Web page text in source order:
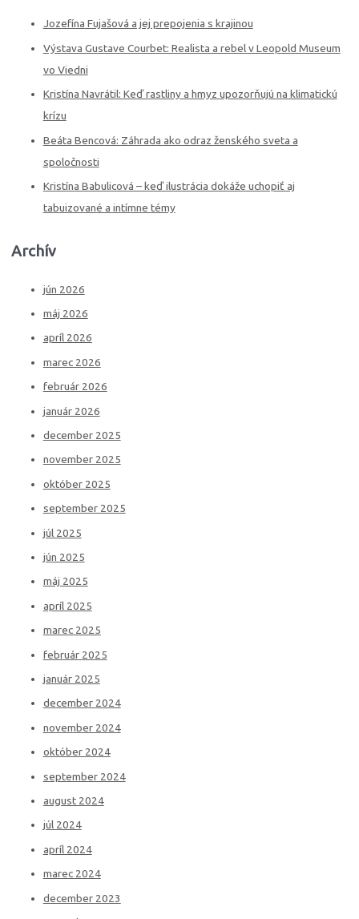
Jozefína Fujašová a jej prepojenia s krajinou
Výstava Gustave Courbet: Realista a rebel v Leopold Museum
vo Viedni
Kristína Navrátil: Keď rastliny a hmyz upozorňujú na klimatickú
krízu
Beáta Bencová: Záhrada ako odraz ženského sveta a
spoločnosti
Kristína Babulicová – keď ilustrácia dokáže uchopiť aj
tabuizované a intímne témy
Archív
jún 2026
máj 2026
apríl 2026
marec 2026
február 2026
január 2026
december 2025
november 2025
október 2025
september 2025
júl 2025
jún 2025
máj 2025
apríl 2025
marec 2025
február 2025
január 2025
december 2024
november 2024
október 2024
september 2024
august 2024
júl 2024
apríl 2024
marec 2024
december 2023